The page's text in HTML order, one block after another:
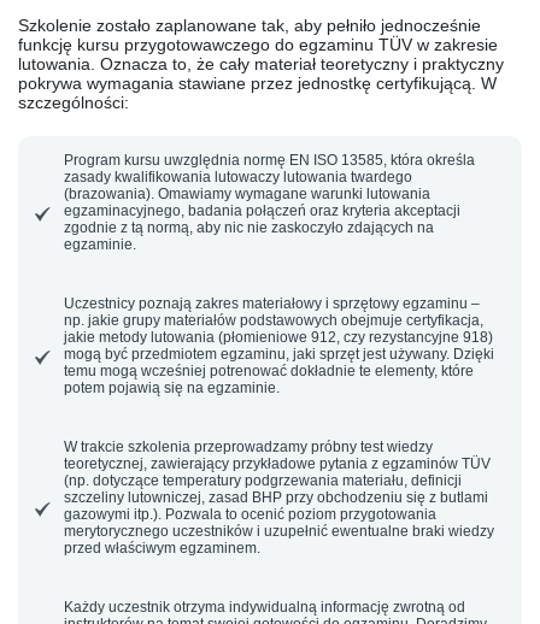
Szkolenie zostało zaplanowane tak, aby pełniło jednocześnie
funkcję kursu przygotowawczego do egzaminu TÜV w zakresie
lutowania. Oznacza to, że cały materiał teoretyczny i praktyczny
pokrywa wymagania stawiane przez jednostkę certyfikującą. W
szczególności:
Program kursu uwzględnia normę EN ISO 13585, która określa
zasady kwalifikowania lutowaczy lutowania twardego
(brazowania). Omawiamy wymagane warunki lutowania
egzaminacyjnego, badania połączeń oraz kryteria akceptacji
zgodnie z tą normą, aby nic nie zaskoczyło zdających na
egzaminie.
Uczestnicy poznają zakres materiałowy i sprzętowy egzaminu –
np. jakie grupy materiałów podstawowych obejmuje certyfikacja,
jakie metody lutowania (płomieniowe 912, czy rezystancyjne 918)
mogą być przedmiotem egzaminu, jaki sprzęt jest używany. Dzięki
temu mogą wcześniej potrenować dokładnie te elementy, które
potem pojawią się na egzaminie.
W trakcie szkolenia przeprowadzamy próbny test wiedzy
teoretycznej, zawierający przykładowe pytania z egzaminów TÜV
(np. dotyczące temperatury podgrzewania materiału, definicji
szczeliny lutowniczej, zasad BHP przy obchodzeniu się z butlami
gazowymi itp.). Pozwala to ocenić poziom przygotowania
merytorycznego uczestników i uzupełnić ewentualne braki wiedzy
przed właściwym egzaminem.
Każdy uczestnik otrzyma indywidualną informację zwrotną od